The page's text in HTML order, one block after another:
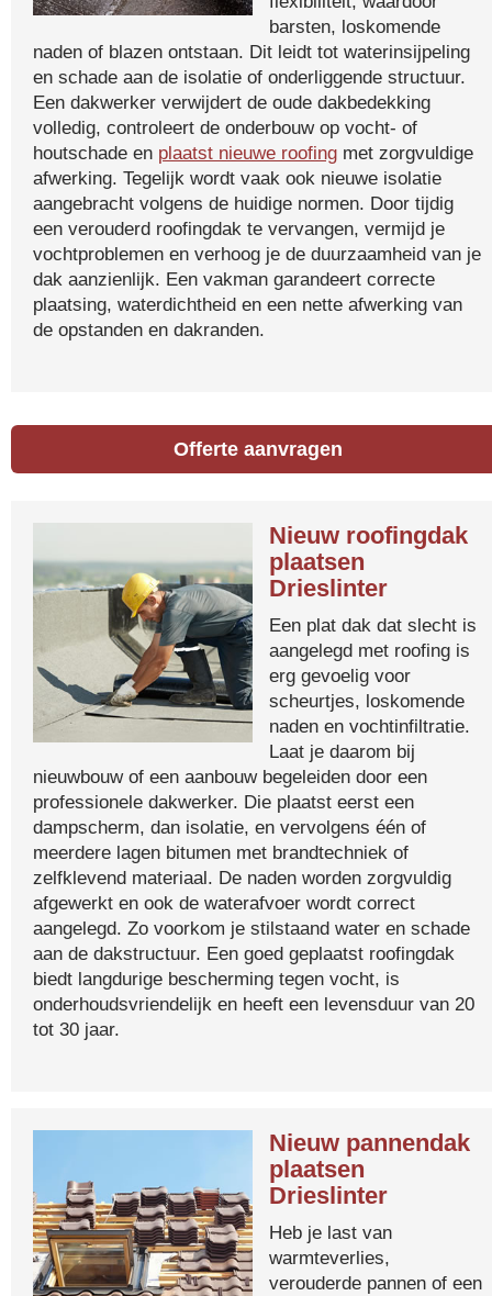
barsten, loskomende
naden of blazen ontstaan. Dit leidt tot waterinsijpeling
en schade aan de isolatie of onderliggende structuur.
Een dakwerker verwijdert de oude dakbedekking
volledig, controleert de onderbouw op vocht- of
houtschade en plaatst nieuwe roofing met zorgvuldige
afwerking. Tegelijk wordt vaak ook nieuwe isolatie
aangebracht volgens de huidige normen. Door tijdig
een verouderd roofingdak te vervangen, vermijd je
vochtproblemen en verhoog je de duurzaamheid van je
dak aanzienlijk. Een vakman garandeert correcte
plaatsing, waterdichtheid en een nette afwerking van
de opstanden en dakranden.
Offerte aanvragen
Nieuw roofingdak
plaatsen
Drieslinter
Een plat dak dat slecht is
aangelegd met roofing is
erg gevoelig voor
scheurtjes, loskomende
naden en vochtinfiltratie.
Laat je daarom bij
nieuwbouw of een aanbouw begeleiden door een
professionele dakwerker. Die plaatst eerst een
dampscherm, dan isolatie, en vervolgens één of
meerdere lagen bitumen met brandtechniek of
zelfklevend materiaal. De naden worden zorgvuldig
afgewerkt en ook de waterafvoer wordt correct
aangelegd. Zo voorkom je stilstaand water en schade
aan de dakstructuur. Een goed geplaatst roofingdak
biedt langdurige bescherming tegen vocht, is
onderhoudsvriendelijk en heeft een levensduur van 20
tot 30 jaar.
Nieuw pannendak
plaatsen
Drieslinter
Heb je last van
warmteverlies,
verouderde pannen of een